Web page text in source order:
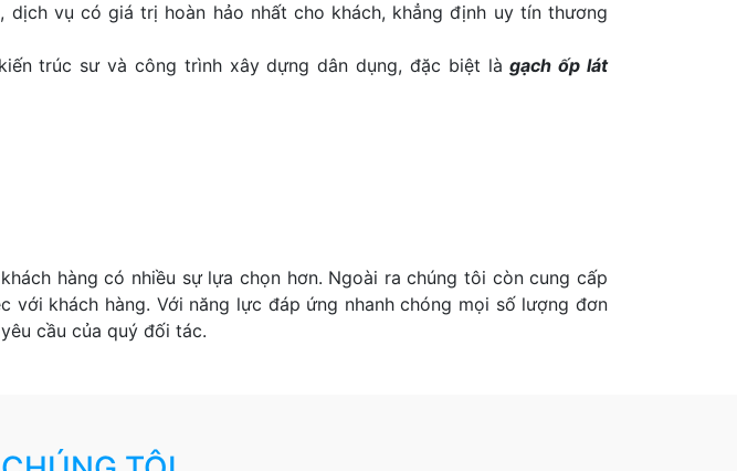
vụ có giá trị hoàn hảo nhất cho khách, khẳng định uy tín thương
trúc sư và công trình xây dựng dân dụng, đặc biệt làgạch ốp lát
hàng có nhiều sự lựa chọn hơn. Ngoài ra chúng tôi còn cung cấp
khách hàng. Với năng lực đáp ứng nhanh chóng mọi số lượng đơn
cầu của quý đối tác.